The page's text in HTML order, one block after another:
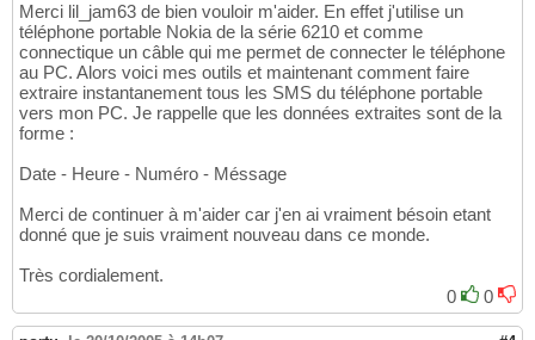
Merci lil_jam63 de bien vouloir m'aider. En effet j'utilise un
téléphone portable Nokia de la série 6210 et comme
connectique un câble qui me permet de connecter le téléphone
au PC. Alors voici mes outils et maintenant comment faire
extraire instantanement tous les SMS du téléphone portable
vers mon PC. Je rappelle que les données extraites sont de la
forme :
Date - Heure - Numéro - Méssage
Merci de continuer à m'aider car j'en ai vraiment bésoin etant
donné que je suis vraiment nouveau dans ce monde.
Très cordialement.
0
0